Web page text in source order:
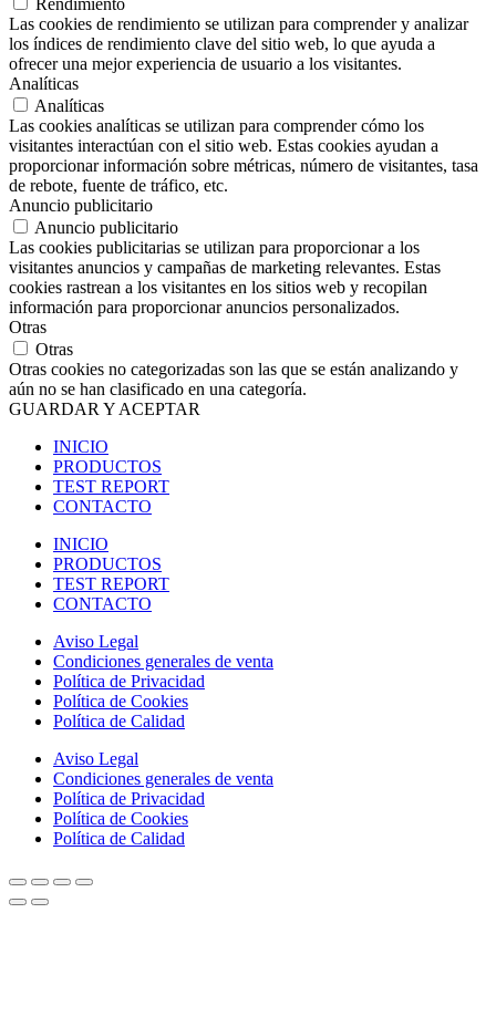
Rendimiento
Las cookies de rendimiento se utilizan para comprender y analizar
los índices de rendimiento clave del sitio web, lo que ayuda a
ofrecer una mejor experiencia de usuario a los visitantes.
Analíticas
Analíticas
Las cookies analíticas se utilizan para comprender cómo los
visitantes interactúan con el sitio web. Estas cookies ayudan a
proporcionar información sobre métricas, número de visitantes, tasa
de rebote, fuente de tráfico, etc.
Anuncio publicitario
Anuncio publicitario
Las cookies publicitarias se utilizan para proporcionar a los
visitantes anuncios y campañas de marketing relevantes. Estas
cookies rastrean a los visitantes en los sitios web y recopilan
información para proporcionar anuncios personalizados.
Otras
Otras
Otras cookies no categorizadas son las que se están analizando y
aún no se han clasificado en una categoría.
GUARDAR Y ACEPTAR
INICIO
PRODUCTOS
TEST REPORT
CONTACTO
INICIO
PRODUCTOS
TEST REPORT
CONTACTO
Aviso Legal
Condiciones generales de venta
Política de Privacidad
Política de Cookies
Política de Calidad
Aviso Legal
Condiciones generales de venta
Política de Privacidad
Política de Cookies
Política de Calidad